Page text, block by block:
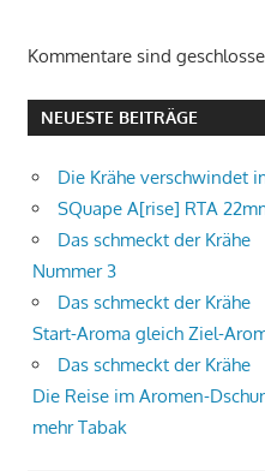
Kommentare sind
NEUESTE BEITRÄGE
Die Krähe verschwindet
SQuape A[rise] RTA
Das schmeckt der Krähe
Nummer 3
Das schmeckt der Krähe
Start-Aroma gleich Ziel-
Das schmeckt der Krähe
Die Reise im Aromen-
mehr Tabak